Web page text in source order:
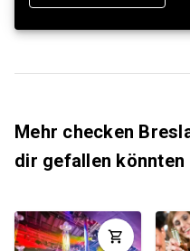
Mehr checken
dir gefallen könnten